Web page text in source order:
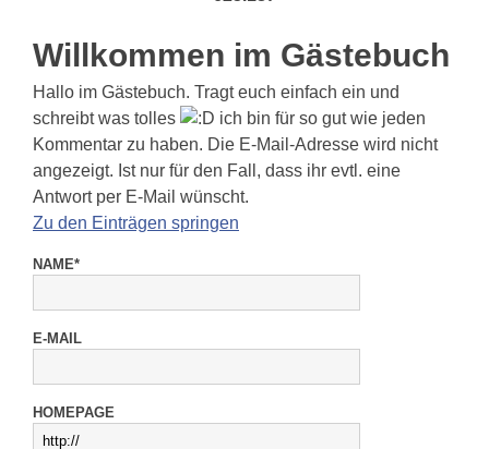
Willkommen im Gästebuch
Hallo im Gästebuch. Tragt euch einfach ein und
schreibt was tolles
ich bin für so gut wie jeden
Kommentar zu haben. Die E-Mail-Adresse wird nicht
angezeigt. Ist nur für den Fall, dass ihr evtl. eine
Antwort per E-Mail wünscht.
Zu den Einträgen springen
NAME*
E-MAIL
HOMEPAGE